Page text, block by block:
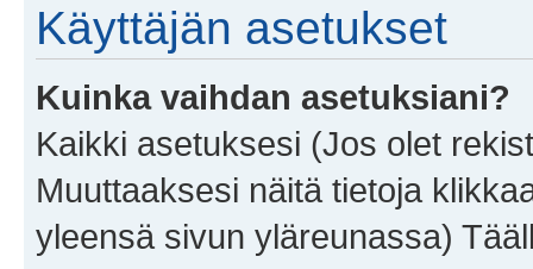
Käyttäjän asetukset
Kuinka vaihdan asetuksiani?
Kaikki asetuksesi (Jos olet
Muuttaaksesi näitä tietoja
yleensä sivun yläreunassa)